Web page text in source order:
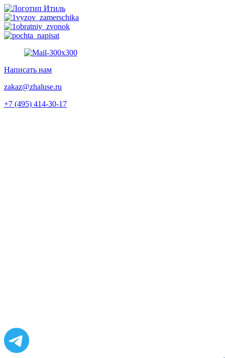
Перейти
к
содержимому
Написать нам
zakaz@zhaluse.ru
+7 (495) 414-30-17‬